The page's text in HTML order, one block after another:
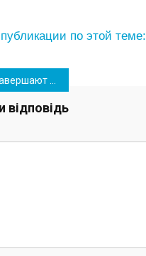
по этой теме:
велодорожки (фото)
відповідь